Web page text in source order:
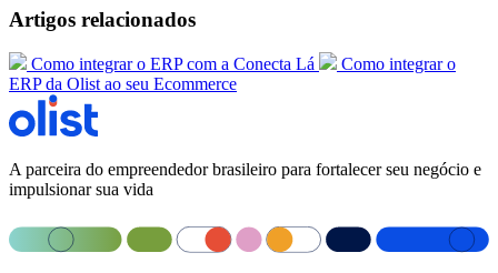
Artigos relacionados
Como integrar o ERP com a Conecta Lá
Como integrar o
ERP da Olist ao seu Ecommerce
A parceira do empreendedor brasileiro para fortalecer seu negócio e
impulsionar sua vida